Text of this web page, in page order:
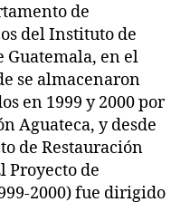
de
del Instituto de
Guatemala, en el
se almacenaron
en 1999 y 2000 por
Aguateca, y desde
de Restauración
Proyecto de
2000) fue dirigido